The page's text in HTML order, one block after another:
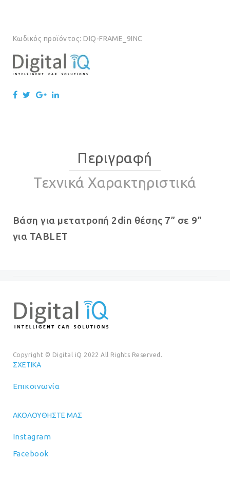
Κωδικός προϊόντος:DIQ-FRAME_9INC
Περιγραφή
Τεχνικά Χαρακτηριστικά
Βάση για μετατροπή 2din θέσης 7” σε 9”
για TABLET
Copyright © Digital iQ 2022 All Rights Reserved.
ΣΧΕΤΙΚΆ
Επικοινωνία
ΑΚΟΛΟΥΘΉΣΤΕ ΜΑΣ
Instagram
Facebook